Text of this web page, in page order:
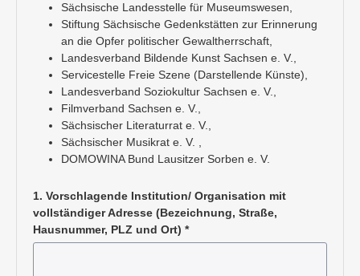
Vorschlägen 28 Personen ausgezeichnet.
Die Auszuzeichnenden erhalten voraussichtlich am 8.10.2026 im
Rahmen einer Festveranstaltung in Dresden eine Urkunde
durch die Staatsministerin für Kultur und Tourismus.
Pro vorschlagender Institution/ Organisation können bis zu zwei
Personen vorgeschlagen werden. Die maximale Anzahl der
einzureichenden Vorschläge ist auf 50 pro Sparte begrenzt. Die
Vorschläge werden nach dem Datum der Einreichung gezählt.
Sächsische Landesstelle für Museumswesen,
Stiftung Sächsische Gedenkstätten zur Erinnerung
an die Opfer politischer Gewaltherrschaft,
Landesverband Bildende Kunst Sachsen e. V.,
Servicestelle Freie Szene (Darstellende Künste),
Landesverband Soziokultur Sachsen e. V.,
Filmverband Sachsen e. V.,
Sächsischer Literaturrat e. V.,
Sächsischer Musikrat e. V. ,
DOMOWINA Bund Lausitzer Sorben e. V.
1. Vorschlagende Institution/ Organisation mit
vollständiger Adresse (Bezeichnung, Straße,
Hausnummer, PLZ und Ort) *